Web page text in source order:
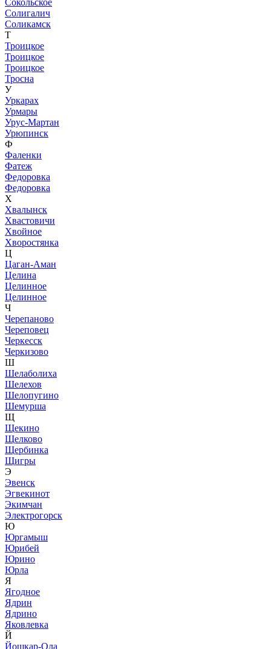
Солигалич
Соликамск
Т
Троицкое
Троицкое
Троицкое
Тросна
У
Уркарах
Урмары
Урус-Мартан
Урюпинск
Ф
Фаленки
Фатеж
Федоровка
Федоровка
Х
Хвалынск
Хвастовичи
Хвойное
Хворостянка
Ц
Цаган-Аман
Целина
Целинное
Целинное
Ч
Черепаново
Череповец
Черкесск
Черкизово
Ш
Шелаболиха
Шелехов
Шелопугино
Шемурша
Щ
Щекино
Щелково
Щербинка
Щигры
Э
Эвенск
Эгвекинот
Экимчан
Электрогорск
Ю
Юргамыш
Юрибей
Юрино
Юрла
Я
Ягодное
Ядрин
Ядрино
Яковлевка
Й
Йошкар-Ола